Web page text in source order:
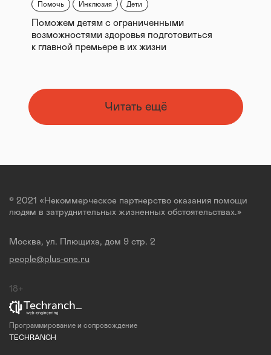
Помочь Инклюзия Дети
Поможем детям с ограниченными
возможностями здоровья подготовиться
к главной премьере в их жизни
Читать ещё
© 2021 «Некоммерческое партнерство оказания помощи
людям в затруднительных жизненных обстоятельствах.»
Москва, ул. Плющиха, дом 9 стр. 2
people@plus-one.ru
18+
Программирование и сопровождение
TECHRANCH